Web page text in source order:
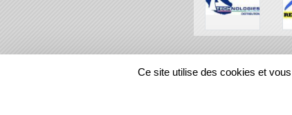
REGIONS
Ce site utilise des cookies et